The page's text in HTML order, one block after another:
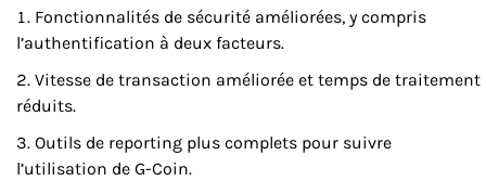
Fonctionnalités de sécurité améliorées, y compris
l’authentification à deux facteurs.
Vitesse de transaction améliorée et temps de traitement
réduits.
Outils de reporting plus complets pour suivre
l’utilisation de G-Coin.